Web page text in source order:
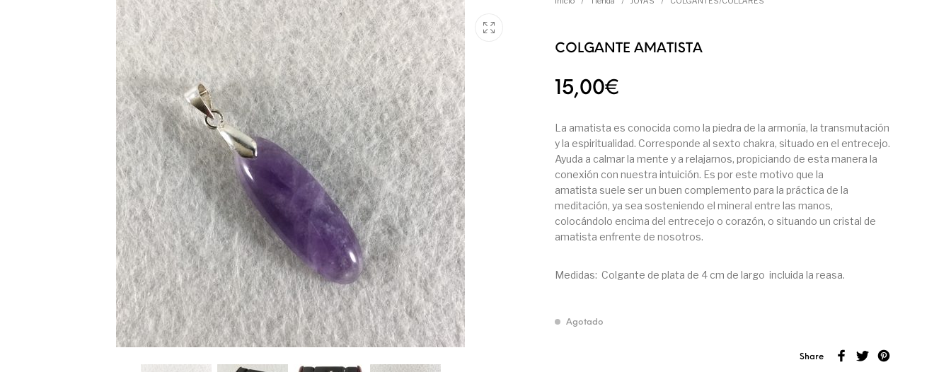
MINERALES
CONSUMO
COLGANTE AMATISTA
15,00€
La amatista es conocida como la piedra de la armonía, la transmutación
y la espiritualidad. Corresponde al sexto chakra, situado en el entrecejo.
Ayuda a calmar la mente y a relajarnos, propiciando de esta manera la
conexión con nuestra intuición. Es por este motivo que la
amatista suele ser un buen complemento para la práctica de la
meditación, ya sea sosteniendo el mineral entre las manos,
colocándolo encima del entrecejo o corazón, o situando un cristal de
amatista enfrente de nosotros.
Medidas: Colgante de plata de 4 cm de largo incluida la reasa.
Agotado
Share